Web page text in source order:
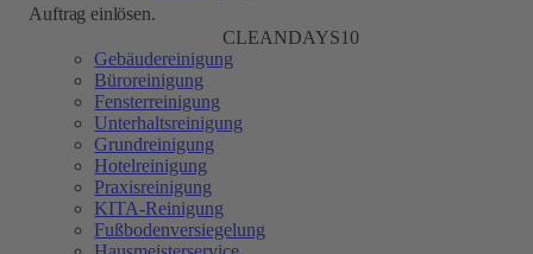
Auftrag einlösen.
CLEANDAYS10
Gebäudereinigung
Büroreinigung
Fensterreinigung
Unterhaltsreinigung
Grundreinigung
Hotelreinigung
Praxisreinigung
KITA-Reinigung
Fußbodenversiegelung